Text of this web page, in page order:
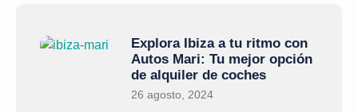
Explora Ibiza a tu ritmo con
Autos Mari: Tu mejor opción
de alquiler de coches
26 agosto, 2024